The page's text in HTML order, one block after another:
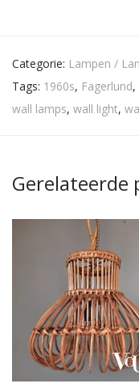
Categorie: Lampen /
Tags: 1960s, Fagerlund,
wall lamps, wall light,
Gerelateerde